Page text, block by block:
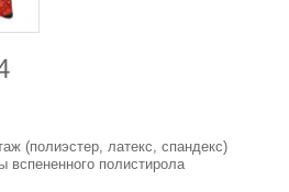
(полиэстер, латекс, спандекс)
вспененного полистирола